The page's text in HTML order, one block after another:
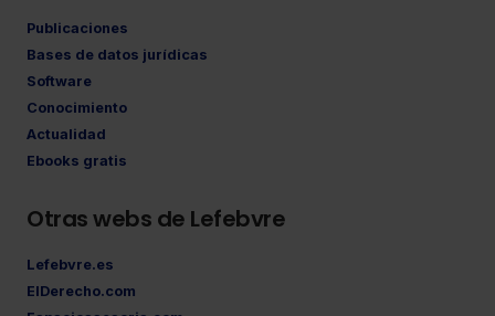
Publicaciones
Bases de datos jurídicas
Software
Conocimiento
Actualidad
Ebooks gratis
Otras webs de Lefebvre
Lefebvre.es
ElDerecho.com